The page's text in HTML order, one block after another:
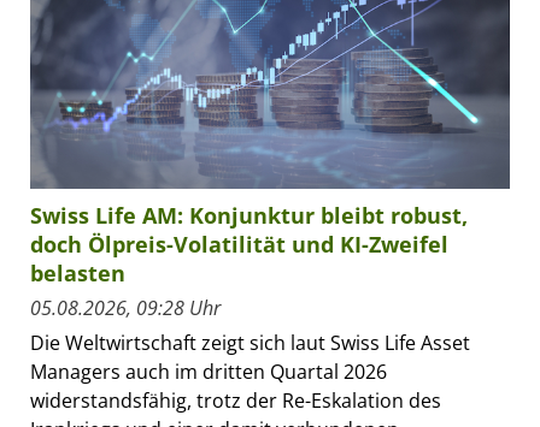
Swiss Life AM: Konjunktur bleibt robust,
doch Ölpreis-Volatilität und KI-Zweifel
belasten
05.08.2026, 09:28 Uhr
Die Weltwirtschaft zeigt sich laut Swiss Life Asset
Managers auch im dritten Quartal 2026
widerstandsfähig, trotz der Re-Eskalation des